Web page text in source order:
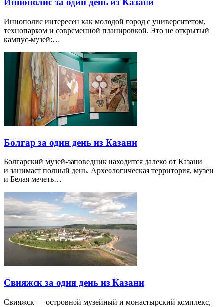
Иннополис за один день из Казани
Иннополис интересен как молодой город с университетом,
технопарком и современной планировкой. Это не открытый
кампус-музей:…
Болгар за один день из Казани
Болгарский музей-заповедник находится далеко от Казани
и занимает полный день. Археологическая территория, музеи
и Белая мечеть…
Свияжск за один день из Казани
Свияжск — островной музейный и монастырский комплекс,